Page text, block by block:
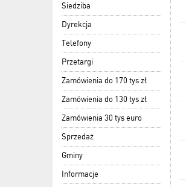
Siedziba
Dyrekcja
Telefony
Przetargi
Zamówienia do 170 tys zł
Zamówienia do 130 tys zł
Zamówienia 30 tys euro
Sprzedaż
Gminy
Informacje